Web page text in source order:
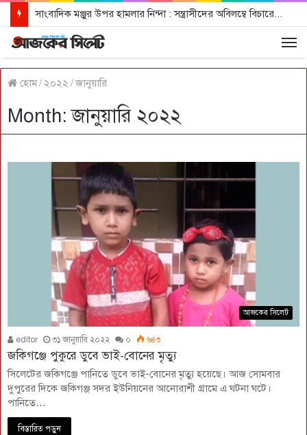
সাংবাদিক মঞ্জুর উপর হামলার নিন্দা : সন্ত্রাসীদের অবিলম্বে বিচারের আওতায় আনার দাবী
হোম/ ২০২২ /জানুয়ারি
Month: জানুয়ারি ২০২২
আজকের সিলেট
editor ৩১ জানুয়ারি ২০২২ ০ ৬৪৩
জকিগঞ্জে পুকুরে ডুবে ভাই-বোনের মৃত্যু
সিলেটের জকিগঞ্জে পানিতে ডুবে ভাই-বোনের মৃত্যু হয়েছে। আজ সোমবার
দুপুরের দিকে জকিগঞ্জ সদর ইউনিয়নের আনোরাশী গ্রামে এ ঘটনা ঘটে।
পানিতে…
বিস্তারিত পড়ুন